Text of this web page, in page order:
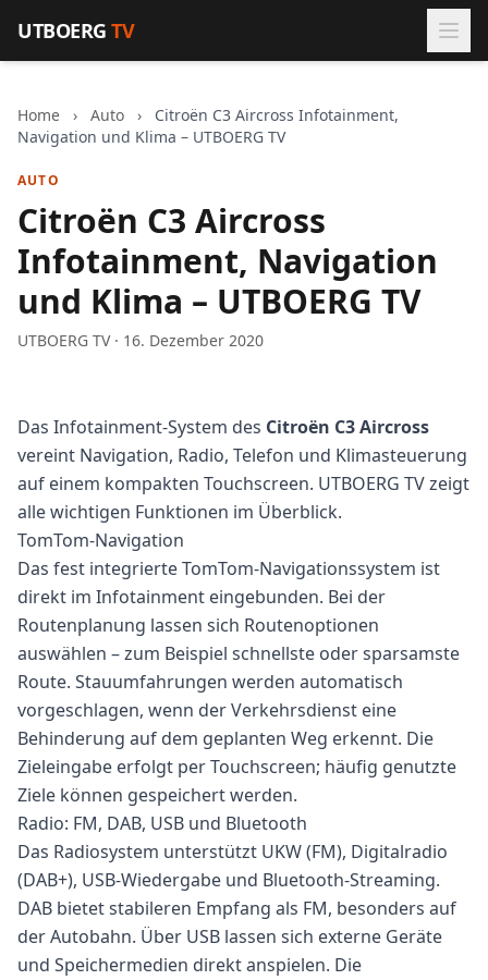
UTBOERGTV
Home › Auto ›
Citroën C3 Aircross Infotainment,
Navigation und Klima – UTBOERG TV
AUTO
Citroën C3 Aircross
Infotainment, Navigation
und Klima – UTBOERG TV
UTBOERG TV · 16. Dezember 2020
Das Infotainment-System des Citroën C3 Aircross
vereint Navigation, Radio, Telefon und Klimasteuerung
auf einem kompakten Touchscreen. UTBOERG TV zeigt
alle wichtigen Funktionen im Überblick.
TomTom-Navigation
Das fest integrierte TomTom-Navigationssystem ist
direkt im Infotainment eingebunden. Bei der
Routenplanung lassen sich Routenoptionen
auswählen – zum Beispiel schnellste oder sparsamste
Route. Stauumfahrungen werden automatisch
vorgeschlagen, wenn der Verkehrsdienst eine
Behinderung auf dem geplanten Weg erkennt. Die
Zieleingabe erfolgt per Touchscreen; häufig genutzte
Ziele können gespeichert werden.
Radio: FM, DAB, USB und Bluetooth
Das Radiosystem unterstützt UKW (FM), Digitalradio
(DAB+), USB-Wiedergabe und Bluetooth-Streaming.
DAB bietet stabileren Empfang als FM, besonders auf
der Autobahn. Über USB lassen sich externe Geräte
und Speichermedien direkt anspielen. Die